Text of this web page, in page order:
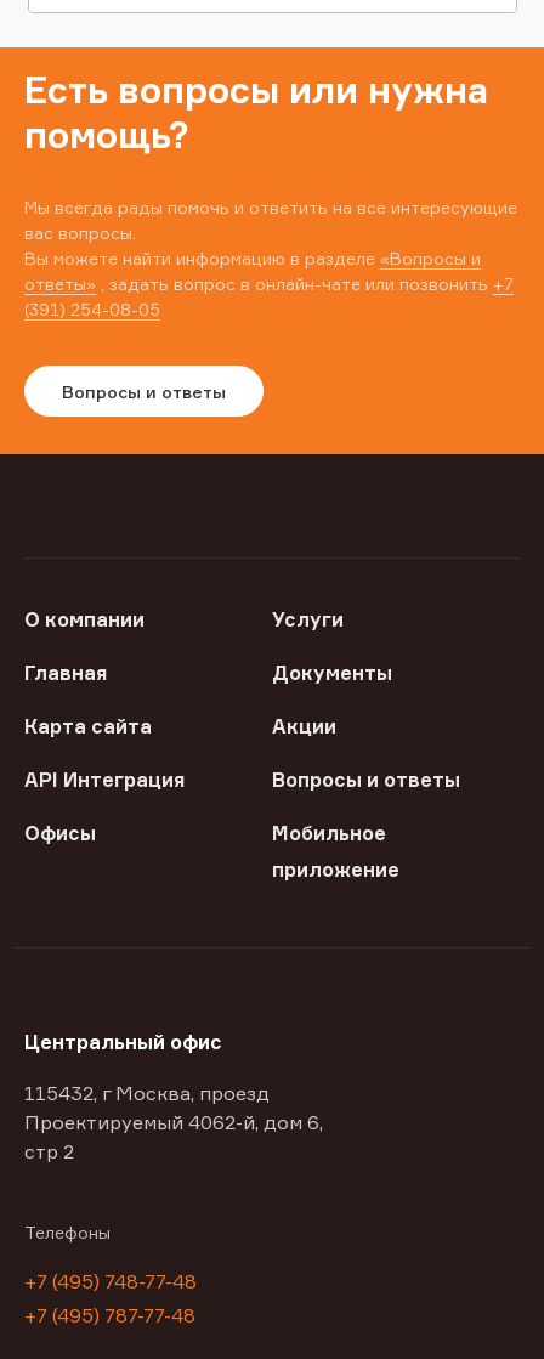
Есть вопросы или нужна
помощь?
Мы всегда рады помочь и ответить на все интересующие
вас вопросы.
Вы можете найти информацию в разделе «Вопросы и
ответы» , задать вопрос в онлайн-чате или позвонить +7
(391) 254-08-05
Вопросы и ответы
О компании Услуги
Главная Документы
Карта сайта Акции
API Интеграция Вопросы и ответы
Офисы
Мобильное
приложение
Центральный офис
115432, г Москва, проезд
Проектируемый 4062-й, дом 6,
стр 2
Телефоны
+7 (495) 748-77-48
+7 (495) 787-77-48